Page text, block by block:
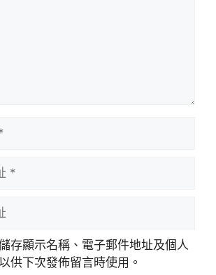
存顯示名稱、電子郵件地址及個人
供下次發佈留言時使用。